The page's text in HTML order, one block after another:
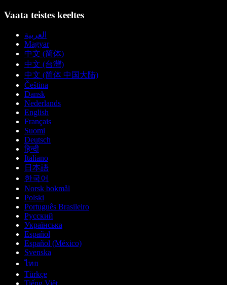
Vaata teistes keeltes
العربية
Magyar
中文 (简体)
中文 (台灣)
中文 (简体 中国大陆)
Čeština
Dansk
Nederlands
English
Français
Suomi
Deutsch
हिन्दी
Italiano
日本語
한국어
Norsk bokmål
Polski
Português Brasileiro
Русский
Українська
Español
Español (México)
Svenska
ไทย
Türkçe